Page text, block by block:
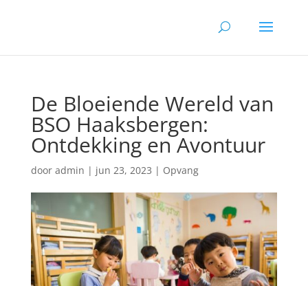
De Bloeiende Wereld van
BSO Haaksbergen:
Ontdekking en Avontuur
door admin | jun 23, 2023 | Opvang